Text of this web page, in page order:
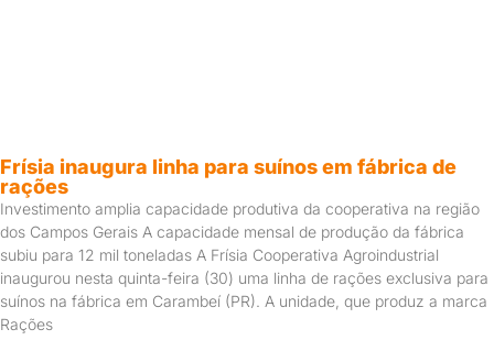
Frísia inaugura linha para suínos em fábrica de
rações
Investimento amplia capacidade produtiva da cooperativa na região
dos Campos Gerais A capacidade mensal de produção da fábrica
subiu para 12 mil toneladas A Frísia Cooperativa Agroindustrial
inaugurou nesta quinta-feira (30) uma linha de rações exclusiva para
suínos na fábrica em Carambeí (PR). A unidade, que produz a marca
Rações